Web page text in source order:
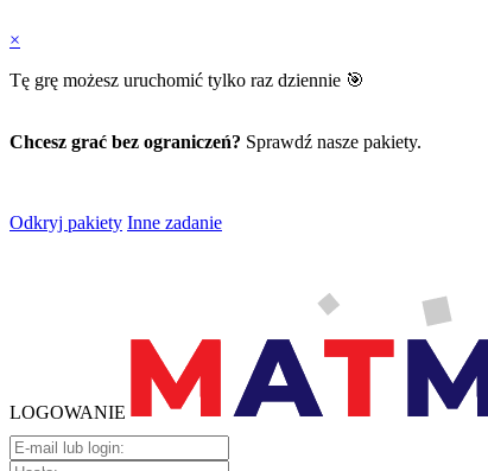
×
Tę grę możesz uruchomić tylko raz dziennie 🎯
Chcesz grać bez ograniczeń? Sprawdź nasze pakiety.
Odkryj pakiety Inne zadanie
LOGOWANIE